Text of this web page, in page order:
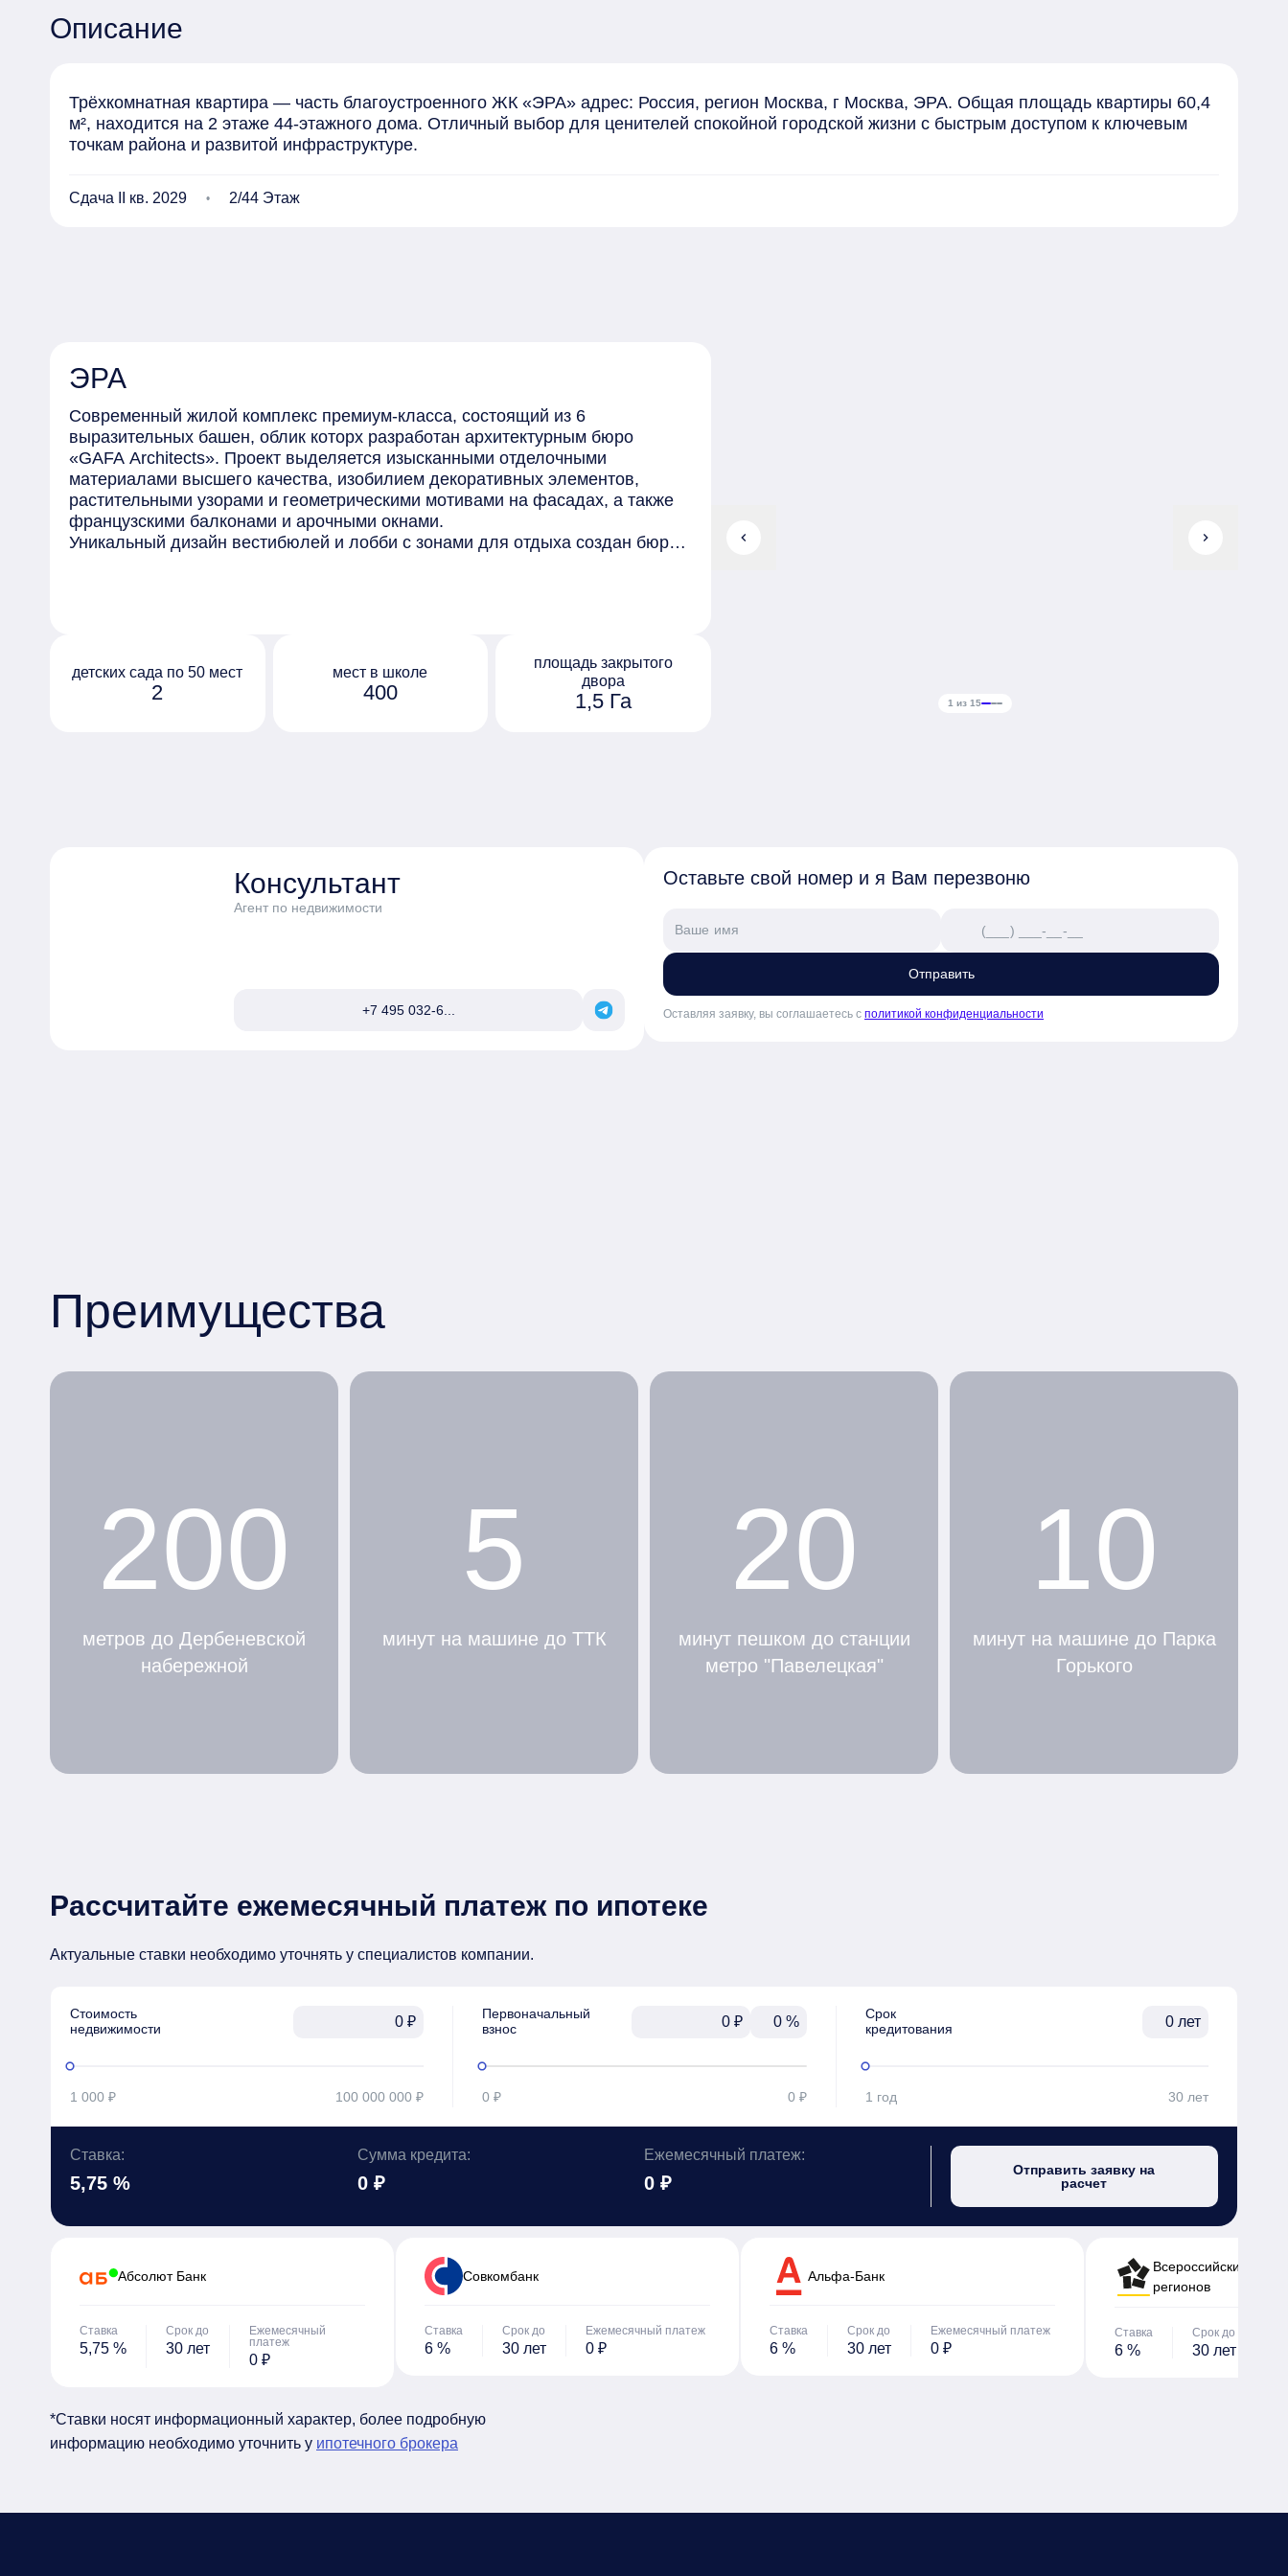
Описание
Трёхкомнатная квартира — часть благоустроенного ЖК «ЭРА» адрес: Россия, регион Москва, г Москва, ЭРА. Общая площадь квартиры 60,4
м², находится на 2 этаже 44-этажного дома. Отличный выбор для ценителей спокойной городской жизни с быстрым доступом к ключевым
точкам района и развитой инфраструктуре.
Сдача II кв. 2029 2/44 Этаж
ЭРА
Современный жилой комплекс премиум-класса, состоящий из 6
выразительных башен, облик которх разработан архитектурным бюро
«GAFA Architects». Проект выделяется изысканными отделочными
материалами высшего качества, изобилием декоративных элементов,
растительными узорами и геометрическими мотивами на фасадах, а также
французскими балконами и арочными окнами.
Уникальный дизайн вестибюлей и лобби с зонами для отдыха создан бюро
количество квартир на этаже — от 4 до 6 — способствует созданию
атмосферы уединения и приватности. Пентхаусы предлагают
великолепные виды на центр столицы и живописные набережные.
2
детских сада по 50 мест
400
мест в школе
1,5 Га
площадь закрытого
двора
chevron_left chevron_right
1 из 15
Консультант
Агент по недвижимости
+7 495 032-6...
Оставьте свой номер и я Вам перезвоню
Отправить
Оставляя заявку, вы соглашаетесь с политикой конфиденциальности
Преимущества
200
метров до Дербеневской
набережной
5
минут на машине до ТТК
20
минут пешком до станции
метро "Павелецкая"
10
минут на машине до Парка
Горького
Рассчитайте ежемесячный платеж по ипотеке
Актуальные ставки необходимо уточнять у специалистов компании.
Стоимость
недвижимости
₽
1 000 ₽ 100 000 000 ₽
Первоначальный
взнос
₽ %
0 ₽ 0 ₽
Срок
кредитования
лет
1 год 30 лет
Ставка:
5,75 %
Сумма кредита:
0 ₽
Ежемесячный платеж:
0 ₽
Отправить заявку на
расчет
Абсолют Банк
Ставка
5,75 %
Срок до
30 лет
Ежемесячный
платеж
0 ₽
Cовкомбанк
Ставка
6 %
Срок до
30 лет
Ежемесячный платеж
0 ₽
Альфа-Банк
Ставка
6 %
Срок до
30 лет
Ежемесячный платеж
0 ₽
Всероссийский банк
регионов
Ставка
6 %
Срок до
30 лет
*Ставки носят информационный характер, более подробную
информацию необходимо уточнить у ипотечного брокера